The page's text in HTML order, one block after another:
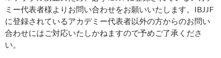
ミー代表者様よりお問い合わせをお願いいたします。IBJJF
に登録されているアカデミー代表者以外の方からのお問い
合わせにはご対応いたしかねますので予めご了承くださ
い。